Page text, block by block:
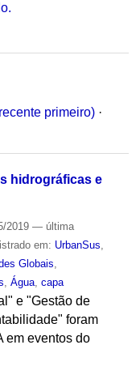
primeiro) ·
hidrográficas e
2019 — última
em: UrbanSus
Globais
Água, capa
e "Gestão de
foram
em eventos do